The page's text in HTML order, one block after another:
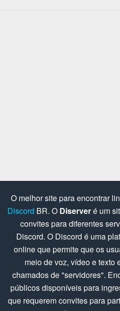
O melhor site para encontrar
Discord BR. O Diserveré um
convites para diferentes
Discord. O Discord é uma
online que permite que os
meio de voz, vídeo e texto
chamados de "servidores".
públicos disponíveis para
que requerem convites para